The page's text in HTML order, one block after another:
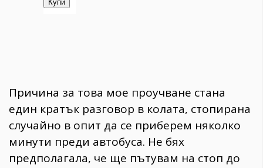
Причина за това мое проучване стана
един кратък разговор в колата, стопирана
случайно в опит да се приберем няколко
минути преди автобуса. Не бях
предполагала, че ще пътувам на стоп до